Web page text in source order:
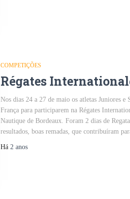
COMPETIÇÕES
Régates
Nos dias 24 a 27 de maio os atletas Juniores
França para participarem na Régates
Nautique de Bordeaux. Foram 2 dias de
resultados, boas remadas, que contribuíram
Há 2 anos